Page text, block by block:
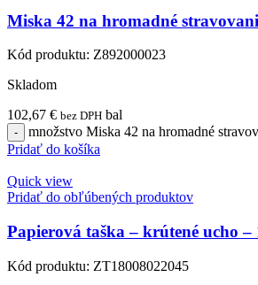
Miska 42 na hromadné
Kód produktu: Z892000023
Skladom
102,67 € bez DPH bal
množstvo Miska 42 na hromadné
Pridať do košíka
Quick view
Pridať do obľúbených produktov
Papierová taška – krútené ucho
Kód produktu: ZT18008022045